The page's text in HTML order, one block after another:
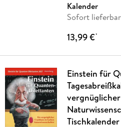
Kalender
Sofort lieferbar
13,99 €*
Einstein für
vergnüglicher